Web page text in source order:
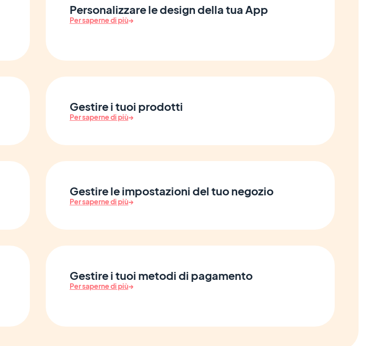
Personalizzare le design della tua App
Per saperne di più→
Gestire i tuoi prodotti
Per saperne di più→
Gestire le impostazioni del tuo negozio
Per saperne di più→
Gestire i tuoi metodi di pagamento
Per saperne di più→